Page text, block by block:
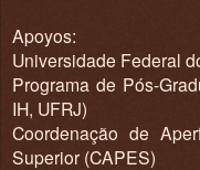
Apoyos:
Universidade Federal
Programa de Pós-
IH, UFRJ)
Coordenação de
Superior (CAPES)